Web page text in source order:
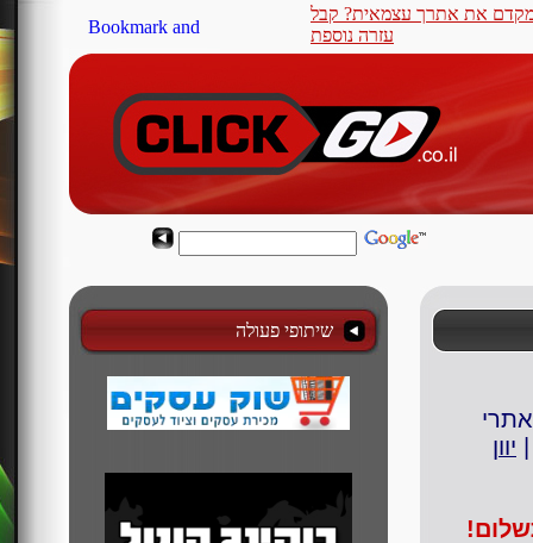
את אתרך עצמאית? קבל
עזרה נוספת
יוון
שיתופי פעולה